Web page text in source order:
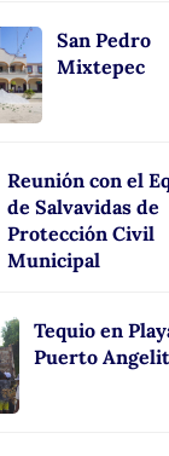
San Pedro
Mixtepec
Reunión con el
de Salvavidas de
Protección Civil
Municipal
Tequio en
Puerto